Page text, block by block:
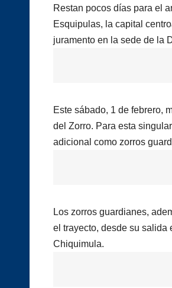
Restan pocos días para el
Esquipulas, la capital
juramento en la sede de la
Este sábado, 1 de febrero,
del Zorro. Para esta
adicional como zorros
Los zorros guardianes,
el trayecto, desde su
Chiquimula.